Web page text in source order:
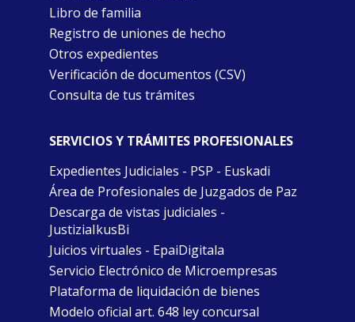
Libro de familia
Registro de uniones de hecho
Otros expedientes
Verificación de documentos (CSV)
Consulta de tus trámites
SERVICIOS Y TRÁMITES PROFESIONALES
Expedientes Judiciales - PSP - Euskadi
Área de Profesionales de Juzgados de Paz
Descarga de vistas judiciales -
JustiziaIkusBi
Juicios virtuales - EpaiDigitala
Servicio Electrónico de Microempresas
Plataforma de liquidación de bienes
Modelo oficial art. 648 ley concursal